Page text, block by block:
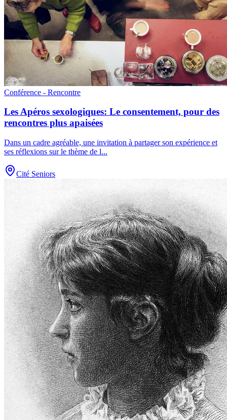
Conférence - Rencontre
Les Apéros sexologiques: Le consentement, pour des
rencontres plus apaisées
Dans un cadre agréable, une invitation à partager son expérience et
ses réflexions sur le thème de l...
Cité Seniors